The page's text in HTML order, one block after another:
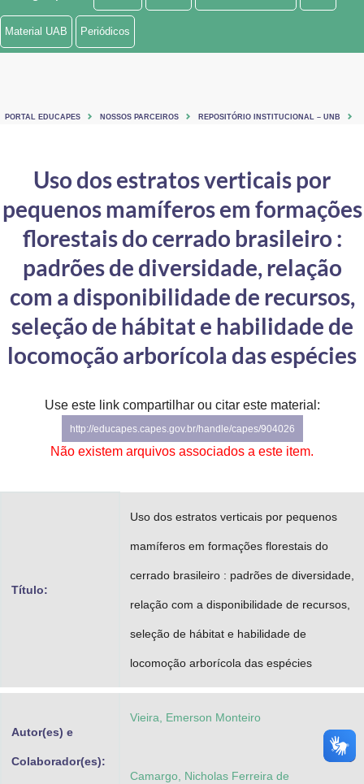
Ministério de Minas e Energia
Ministério da Mulher, da Família e dos Direitos Humanos
Secretaria-Geral
Secretaria de Governo
Banco Central do Brasil
Material UAB Periódicos
PORTAL EDUCAPES NOSSOS PARCEIROS REPOSITÓRIO INSTITUCIONAL – UNB
Uso dos estratos verticais por
pequenos mamíferos em formações
florestais do cerrado brasileiro :
padrões de diversidade, relação
com a disponibilidade de recursos,
seleção de hábitat e habilidade de
locomoção arborícola das espécies
Use este link compartilhar ou citar este material:
http://educapes.capes.gov.br/handle/capes/904026
Não existem arquivos associados a este item.
Título:
Uso dos estratos verticais por pequenos
mamíferos em formações florestais do
cerrado brasileiro : padrões de diversidade,
relação com a disponibilidade de recursos,
seleção de hábitat e habilidade de
locomoção arborícola das espécies
Autor(es) e
Colaborador(es):
Vieira, Emerson Monteiro
Camargo, Nicholas Ferreira de